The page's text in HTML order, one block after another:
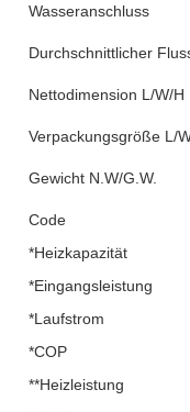
Wasseranschluss
Durchschnittlicher
Nettodimension L/W/H
Verpackungsgröße L/
Gewicht N.W/G.W.
Code
*Heizkapazität
*Eingangsleistung
*Laufstrom
*COP
**Heizleistung